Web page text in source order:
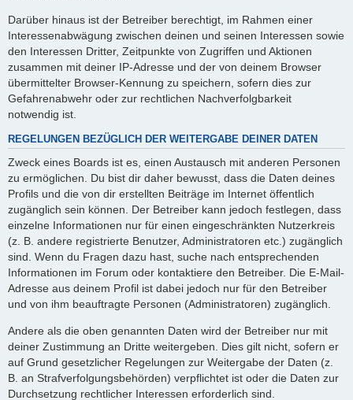
Darüber hinaus ist der Betreiber berechtigt, im Rahmen einer
Interessenabwägung zwischen deinen und seinen Interessen sowie
den Interessen Dritter, Zeitpunkte von Zugriffen und Aktionen
zusammen mit deiner IP-Adresse und der von deinem Browser
übermittelter Browser-Kennung zu speichern, sofern dies zur
Gefahrenabwehr oder zur rechtlichen Nachverfolgbarkeit
notwendig ist.
REGELUNGEN BEZÜGLICH DER WEITERGABE DEINER DATEN
Zweck eines Boards ist es, einen Austausch mit anderen Personen
zu ermöglichen. Du bist dir daher bewusst, dass die Daten deines
Profils und die von dir erstellten Beiträge im Internet öffentlich
zugänglich sein können. Der Betreiber kann jedoch festlegen, dass
einzelne Informationen nur für einen eingeschränkten Nutzerkreis
(z. B. andere registrierte Benutzer, Administratoren etc.) zugänglich
sind. Wenn du Fragen dazu hast, suche nach entsprechenden
Informationen im Forum oder kontaktiere den Betreiber. Die E-Mail-
Adresse aus deinem Profil ist dabei jedoch nur für den Betreiber
und von ihm beauftragte Personen (Administratoren) zugänglich.
Andere als die oben genannten Daten wird der Betreiber nur mit
deiner Zustimmung an Dritte weitergeben. Dies gilt nicht, sofern er
auf Grund gesetzlicher Regelungen zur Weitergabe der Daten (z.
B. an Strafverfolgungsbehörden) verpflichtet ist oder die Daten zur
Durchsetzung rechtlicher Interessen erforderlich sind.